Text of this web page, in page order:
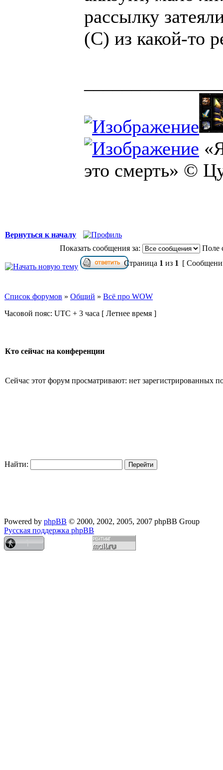
рассылку
(С) из какой-то
это смерть» ©
Вернуться к началу
Показать сообщения за:
Поле
Страница 1 из 1 [
Список форумов » Общий » Всё про WOW
Часовой пояс: UTC + 3 часа [ Летнее время ]
Кто сейчас на конференции
Сейчас этот форум просматривают: нет зарегистрированных
Найти:
Powered by phpBB © 2000, 2002, 2005, 2007 phpBB Group
Русская поддержка phpBB